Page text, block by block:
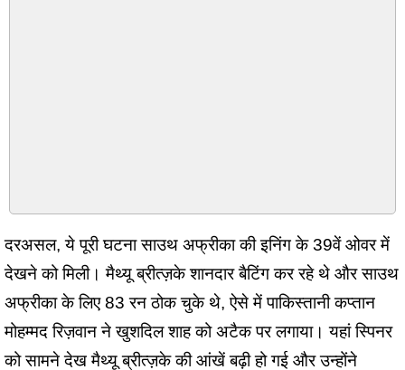
दरअसल, ये पूरी घटना साउथ अफ्रीका की इनिंग के 39वें ओवर में
देखने को मिली। मैथ्यू ब्रीत्ज़के शानदार बैटिंग कर रहे थे और साउथ
अफ्रीका के लिए 83 रन ठोक चुके थे, ऐसे में पाकिस्तानी कप्तान
मोहम्मद रिज़वान ने खुशदिल शाह को अटैक पर लगाया। यहां स्पिनर
को सामने देख मैथ्यू ब्रीत्ज़के की आंखें बढ़ी हो गई और उन्होंने